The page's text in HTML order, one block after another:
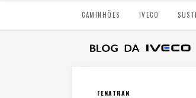
CAMINHÕES IVECO
FENATRAN